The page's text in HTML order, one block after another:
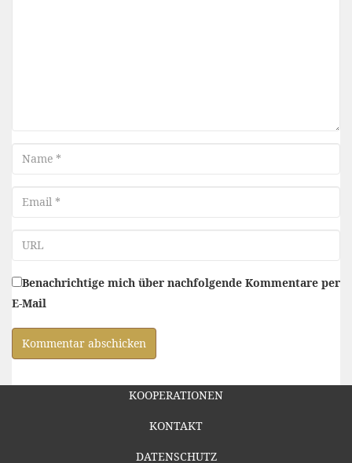
Name
Email
Benachrichtige mich über nachfolgende Kommentare per
E-Mail
KOOPERATIONEN
KONTAKT
DATENSCHUTZ